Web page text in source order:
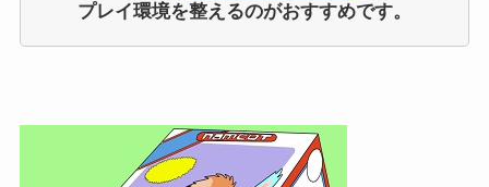
プレイ環境を整えるのがおすすめです。